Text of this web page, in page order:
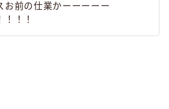
お前の仕業かーーーーー
！！！